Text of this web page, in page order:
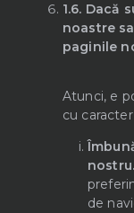
1.6. Dacă
noastre
paginile
Atunci, e
cu
nostru.
de